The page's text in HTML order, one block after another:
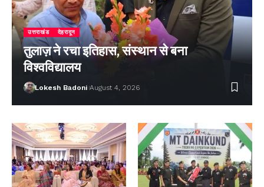
उत्तराखंड देहरादून
तुलाज़ ने रचा इतिहास, संस्थान से बना
विश्वविद्यालय
Lokesh Badoni August 4, 2026